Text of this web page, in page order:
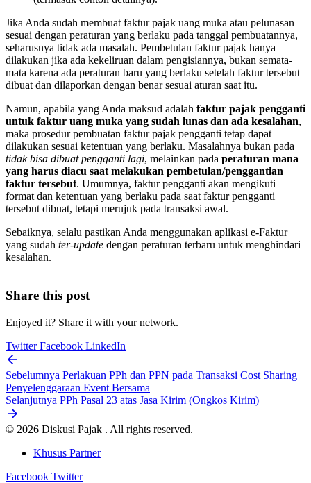
Jika Anda sudah membuat faktur pajak uang muka atau pelunasan
sesuai dengan peraturan yang berlaku pada tanggal pembuatannya,
seharusnya tidak ada masalah. Pembetulan faktur pajak hanya
dilakukan jika ada kekeliruan dalam pengisiannya, bukan semata-
mata karena ada peraturan baru yang berlaku setelah faktur tersebut
dibuat dan dilaporkan dengan benar sesuai aturan saat itu.
Namun, apabila yang Anda maksud adalah faktur pajak pengganti
untuk faktur uang muka yang sudah lunas dan ada kesalahan,
maka prosedur pembuatan faktur pajak pengganti tetap dapat
dilakukan sesuai ketentuan yang berlaku. Masalahnya bukan pada
tidak bisa dibuat pengganti lagi, melainkan pada peraturan mana
yang harus diacu saat melakukan pembetulan/penggantian
faktur tersebut. Umumnya, faktur pengganti akan mengikuti
format dan ketentuan yang berlaku pada saat faktur pengganti
tersebut dibuat, tetapi merujuk pada transaksi awal.
Sebaiknya, selalu pastikan Anda menggunakan aplikasi e-Faktur
yang sudah ter-update dengan peraturan terbaru untuk menghindari
kesalahan.
Share this post
Enjoyed it? Share it with your network.
TwitterFacebook LinkedIn
Sebelumnya Perlakuan PPh dan PPN pada Transaksi Cost Sharing
Penyelenggaraan Event Bersama
Selanjutnya PPh Pasal 23 atas Jasa Kirim (Ongkos Kirim)
© 2026 Diskusi Pajak . All rights reserved.
Khusus Partner
Facebook Twitter